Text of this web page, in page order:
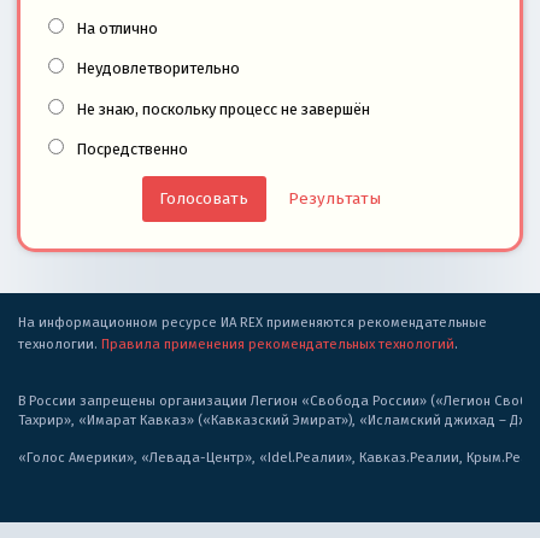
На отлично
Неудовлетворительно
Не знаю, поскольку процесс не завершён
Посредственно
Результаты
На информационном ресурсе ИА REX применяются рекомендательные
технологии. Правила применения рекомендательных технологий.
В России запрещены организации Легион «Свобода России» («Легион
Тахрир», «Имарат Кавказ» («Кавказский Эмират»), «Исламский джихад –
«Голос Америки», «Левада-Центр», «Idel.Реалии», Кавказ.Реалии,